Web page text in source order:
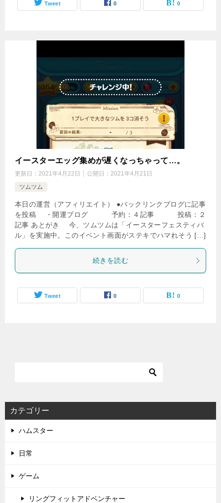
Tweet 0 0
イースターエッグ集めが遅くなっちゃって…。
更新日： 2021年4月22日 公開日： 2021年4月21日
ツムツム
本日の運営（アフィリエイト） ●バックリンクブログに記事
を投稿 ・開運ブログ 予約：４記事 投稿：２
記事 あとがき 今、ツムツムは「イースターフェスティバ
ル」を実施中。このイベント画面がステキでハマれそう […]
続きを読む
Tweet 0 0
カテゴリー
ハムスター
日常
ゲーム
リングフィットアドベンチャー